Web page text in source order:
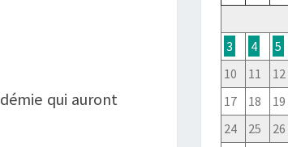
qui auront
3
4 5
10
11 12
17
18 19
24
25 26